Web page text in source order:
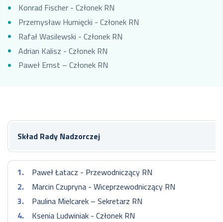
Konrad Fischer - Członek RN
Przemysław Humięcki - Członek RN
Rafał Wasilewski - Członek RN
Adrian Kalisz - Członek RN
Paweł Ernst – Członek RN
Skład Rady Nadzorczej
Paweł Łatacz - Przewodniczący RN
Marcin Czupryna - Wiceprzewodniczący RN
Paulina Mielcarek – Sekretarz RN
Ksenia Ludwiniak - Członek RN